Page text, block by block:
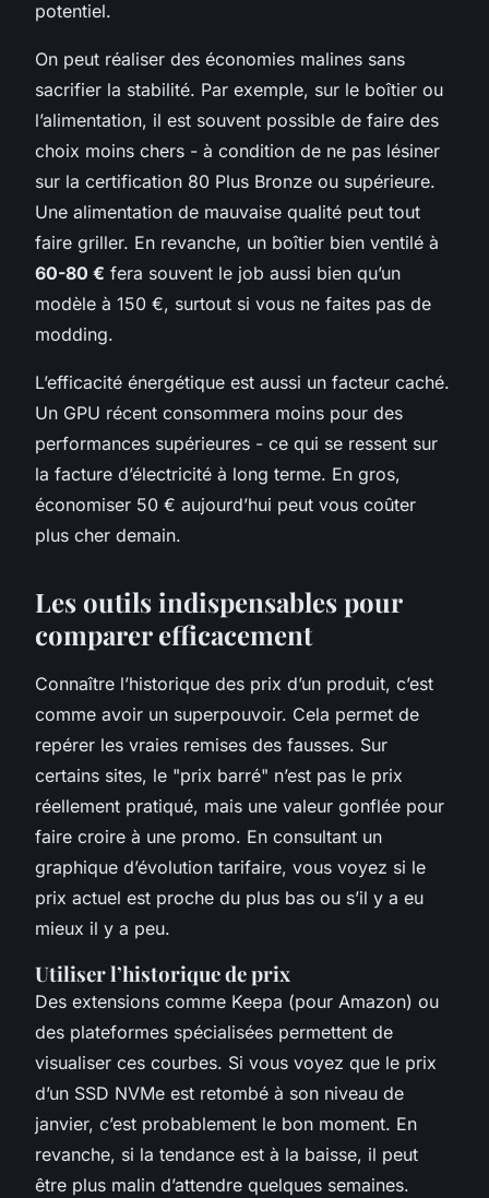
potentiel.
On peut réaliser des économies malines sans
sacrifier la stabilité. Par exemple, sur le boîtier ou
l’alimentation, il est souvent possible de faire des
choix moins chers - à condition de ne pas lésiner
sur la certification 80 Plus Bronze ou supérieure.
Une alimentation de mauvaise qualité peut tout
faire griller. En revanche, un boîtier bien ventilé à
60-80 € fera souvent le job aussi bien qu’un
modèle à 150 €, surtout si vous ne faites pas de
modding.
L’efficacité énergétique est aussi un facteur caché.
Un GPU récent consommera moins pour des
performances supérieures - ce qui se ressent sur
la facture d’électricité à long terme. En gros,
économiser 50 € aujourd’hui peut vous coûter
plus cher demain.
Les outils indispensables pour
comparer efficacement
Connaître l’historique des prix d’un produit, c’est
comme avoir un superpouvoir. Cela permet de
repérer les vraies remises des fausses. Sur
certains sites, le "prix barré" n’est pas le prix
réellement pratiqué, mais une valeur gonflée pour
faire croire à une promo. En consultant un
graphique d’évolution tarifaire, vous voyez si le
prix actuel est proche du plus bas ou s’il y a eu
mieux il y a peu.
Utiliser l’historique de prix
Des extensions comme Keepa (pour Amazon) ou
des plateformes spécialisées permettent de
visualiser ces courbes. Si vous voyez que le prix
d’un SSD NVMe est retombé à son niveau de
janvier, c’est probablement le bon moment. En
revanche, si la tendance est à la baisse, il peut
être plus malin d’attendre quelques semaines.